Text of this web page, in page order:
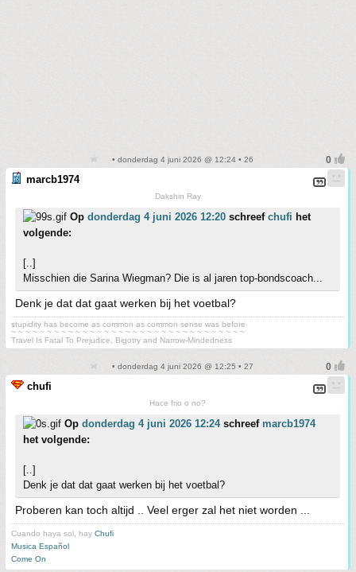
• donderdag 4 juni 2026 @ 12:24 • 26
marcb1974
Dakshin Ray
Op donderdag 4 juni 2026 12:20 schreef chufi het
volgende:
[..]
Misschien die Sarina Wiegman? Die is al jaren top-bondscoach...
Denk je dat dat gaat werken bij het voetbal?
stupidity has become as common as common sense was before
~ ~ ~ ~ ~ ~ ~ ~ ~ ~ ~ ~ ~ ~ ~ ~ ~ ~ ~ ~ ~ ~ ~ ~ ~ ~ ~ ~ ~ ~ ~ ~ ~
Travel Is Fatal To Prejudice, Bigotry and Narrow-Mindedness
• donderdag 4 juni 2026 @ 12:25 • 27
chufi
Hace frio o no?
Op donderdag 4 juni 2026 12:24schreef marcb1974
het volgende:
[..]
Denk je dat dat gaat werken bij het voetbal?
Proberen kan toch altijd .. Veel erger zal het niet worden ...
Cuando haya sol, hay Chufi
Musica Español
Come On